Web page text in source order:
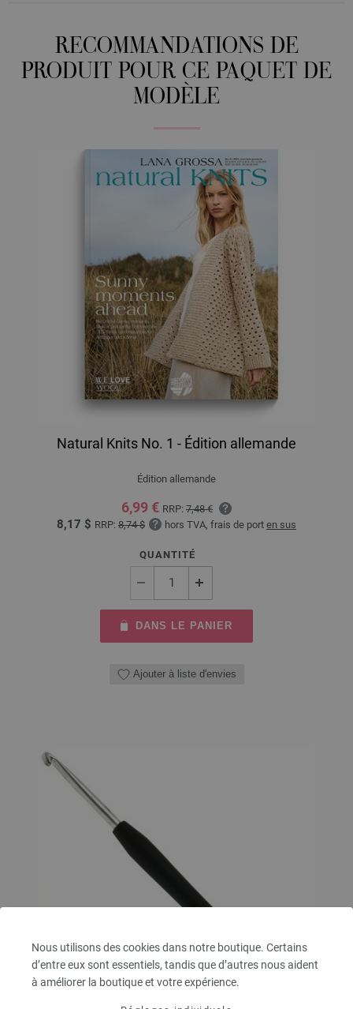
Nous utilisons des cookies dans notre boutique. Certains
d’entre eux sont essentiels, tandis que d’autres nous aident
à améliorer la boutique et votre expérience.
RECOMMANDATIONS DE
PRODUIT POUR CE PAQUET DE
MODÈLE
Natural Knits No. 1 - Édition allemande
Édition allemande
6,99 € RRP: 7,48 €
8,17 $ RRP: 8,74 $ hors TVA, frais de port en sus
QUANTITÉ
DANS LE PANIER
Ajouter à liste d'envies